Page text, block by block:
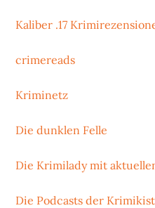
Kaliber .17
crimereads
Kriminetz
Die dunklen Felle
Die Krimilady mit
Die Podcasts der